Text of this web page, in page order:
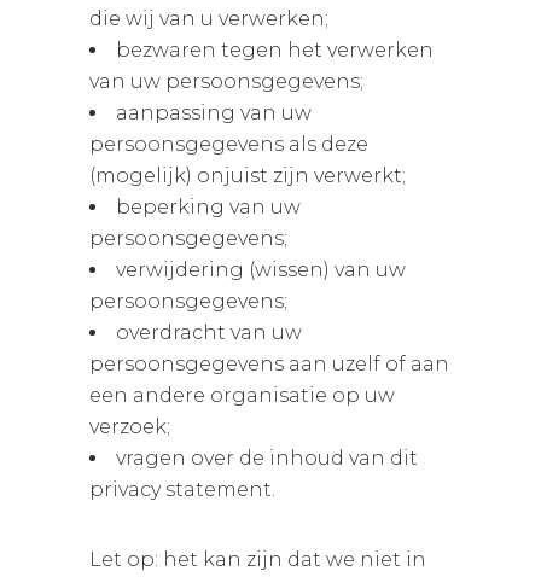
die wij van u verwerken;
bezwaren tegen het verwerken
van uw persoonsgegevens;
aanpassing van uw
persoonsgegevens als deze
(mogelijk) onjuist zijn verwerkt;
beperking van uw
persoonsgegevens;
verwijdering (wissen) van uw
persoonsgegevens;
overdracht van uw
persoonsgegevens aan uzelf of aan
een andere organisatie op uw
verzoek;
vragen over de inhoud van dit
privacy statement.
Let op: het kan zijn dat we niet in